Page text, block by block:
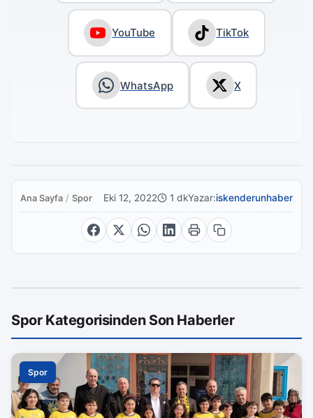
YouTube TikTok
WhatsApp X
Ana Sayfa / Spor Eki 12, 2022 1 dkYazar:iskenderunhaber
Spor Kategorisinden Son Haberler
Spor